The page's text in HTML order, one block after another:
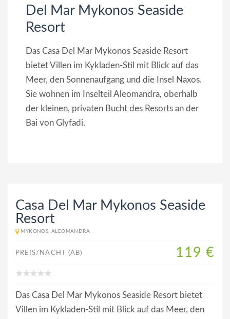
Del Mar Mykonos Seaside
Resort
Das Casa Del Mar Mykonos Seaside Resort
bietet Villen im Kykladen-Stil mit Blick auf das
Meer, den Sonnenaufgang und die Insel Naxos.
Sie wohnen im Inselteil Aleomandra, oberhalb
der kleinen, privaten Bucht des Resorts an der
Bai von Glyfadi.
Casa Del Mar Mykonos Seaside
Resort
MYKONOS, ALEOMANDRA
PREIS/NACHT (AB) 119 €
Das Casa Del Mar Mykonos Seaside Resort bietet
Villen im Kykladen-Stil mit Blick auf das Meer, den